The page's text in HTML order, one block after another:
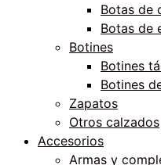
Botas de
Botas de
Botines
Botines
Botines
Zapatos
Otros calzados
Accesorios
Armas y